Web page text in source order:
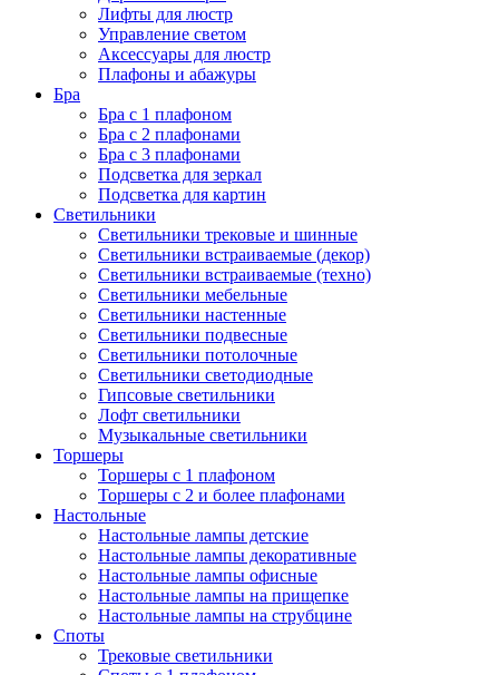
Лифты для люстр
Управление светом
Аксессуары для люстр
Плафоны и абажуры
Бра
Бра с 1 плафоном
Бра с 2 плафонами
Бра с 3 плафонами
Подсветка для зеркал
Подсветка для картин
Светильники
Светильники трековые и шинные
Светильники встраиваемые (декор)
Светильники встраиваемые (техно)
Светильники мебельные
Светильники настенные
Светильники подвесные
Светильники потолочные
Светильники светодиодные
Гипсовые светильники
Лофт светильники
Музыкальные светильники
Торшеры
Торшеры с 1 плафоном
Торшеры с 2 и более плафонами
Настольные
Настольные лампы детские
Настольные лампы декоративные
Настольные лампы офисные
Настольные лампы на прищепке
Настольные лампы на струбцине
Споты
Трековые светильники